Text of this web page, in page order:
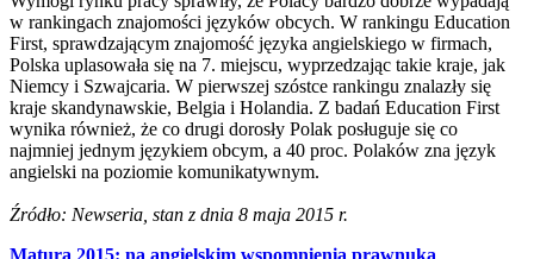
w rankingach znajomości języków obcych. W rankingu Education
First, sprawdzającym znajomość języka angielskiego w firmach,
Polska uplasowała się na 7. miejscu, wyprzedzając takie kraje, jak
Niemcy i Szwajcaria. W pierwszej szóstce rankingu znalazły się
kraje skandynawskie, Belgia i Holandia. Z badań Education First
wynika również, że co drugi dorosły Polak posługuje się co
najmniej jednym językiem obcym, a 40 proc. Polaków zna język
angielski na poziomie komunikatywnym.
Źródło: Newseria, stan z dnia 8 maja 2015 r.